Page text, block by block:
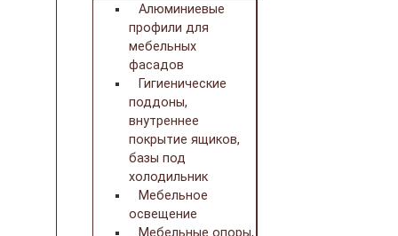
Алюминиевые
профили для
мебельных
фасадов
Гигиенические
поддоны,
внутреннее
покрытие ящиков,
базы под
холодильник
Мебельное
освещение
Мебельные опоры,